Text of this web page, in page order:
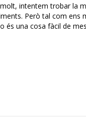
intentem trobar la
Però tal com ens
és una cosa fàcil de